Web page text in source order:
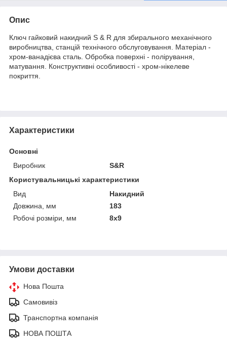
Опис
Ключ гайковий накидний S & R для збирального механічного
виробництва, станцій технічного обслуговування. Матеріал -
хром-ванадієва сталь. Обробка поверхні - полірування,
матування. Конструктивні особливості - хром-нікелеве
покриття.
Характеристики
Основні
Виробник
S&R
Користувальницькі характеристики
Вид
Накидний
Довжина, мм
183
Робочі розміри, мм
8х9
Умови доставки
Нова Пошта
Самовивіз
Транспортна компанія
НОВА ПОШТА